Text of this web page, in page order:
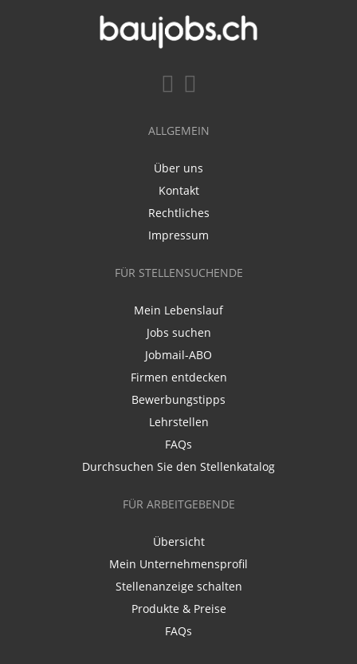
ALLGEMEIN
Über uns
Kontakt
Rechtliches
Impressum
FÜR STELLENSUCHENDE
Mein Lebenslauf
Jobs suchen
Jobmail-ABO
Firmen entdecken
Bewerbungstipps
Lehrstellen
FAQs
Durchsuchen Sie den Stellenkatalog
FÜR ARBEITGEBENDE
Übersicht
Mein Unternehmensprofil
Stellenanzeige schalten
Produkte & Preise
FAQs